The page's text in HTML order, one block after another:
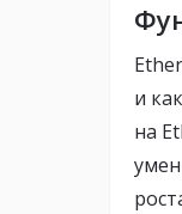
и
на